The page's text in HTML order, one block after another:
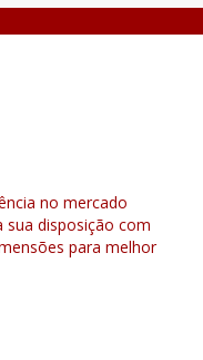
no mercado
disposição com
para melhor